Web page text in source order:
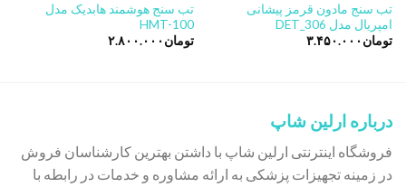
تب سنج مادون قرمز پیشانی
امپریال مدل DET_306
تومان ۳.۴۵۰.۰۰۰
تب سنج هوشمند هابدیک مدل
HMT-100
تومان ۲.۸۰۰.۰۰۰
درباره ارلین شاپ
فروشگاه اینترنتی ارلین شاپ با داشتن بهترین کارشناسان فروش
در زمینه تجهیزات پزشکی به ارائه مشاوره و خدمات در رابطه با